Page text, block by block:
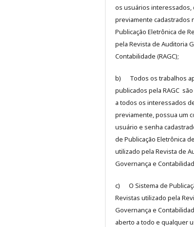
os usuários interessados,
previamente cadastrados
Publicação Eletrônica de
pela Revista de Auditoria
Contabilidade (RAGC);
b) Todos os trabalhos
publicados pela RAGC
a todos os interessados
previamente, possua um
usuário e senha
de Publicação Eletrônica
utilizado pela Revista de
Governança e
c) O Sistema de
Revistas utilizado pela
Governança e
aberto a todo e qualquer